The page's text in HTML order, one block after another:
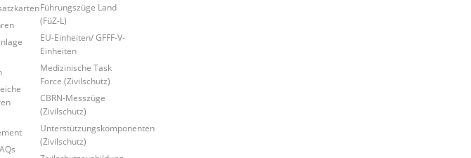
Führungszüge Land
(FüZ-L)
EU-Einheiten/ GFFF-V-
Einheiten
Medizinische Task
Force (Zivilschutz)
CBRN-Messzüge
(Zivilschutz)
Unterstützungskomponenten
(Zivilschutz)